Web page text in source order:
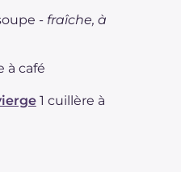
- fraîche, à
à café
1 cuillère à